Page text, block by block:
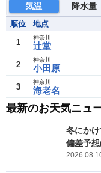
気温 降水量
順位 地点
1 辻堂
神奈川
2 小田原
神奈川
3 海老名
神奈川
最新のお天気ニュ
冬にか
偏差予